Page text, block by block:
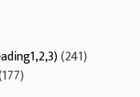
(241)